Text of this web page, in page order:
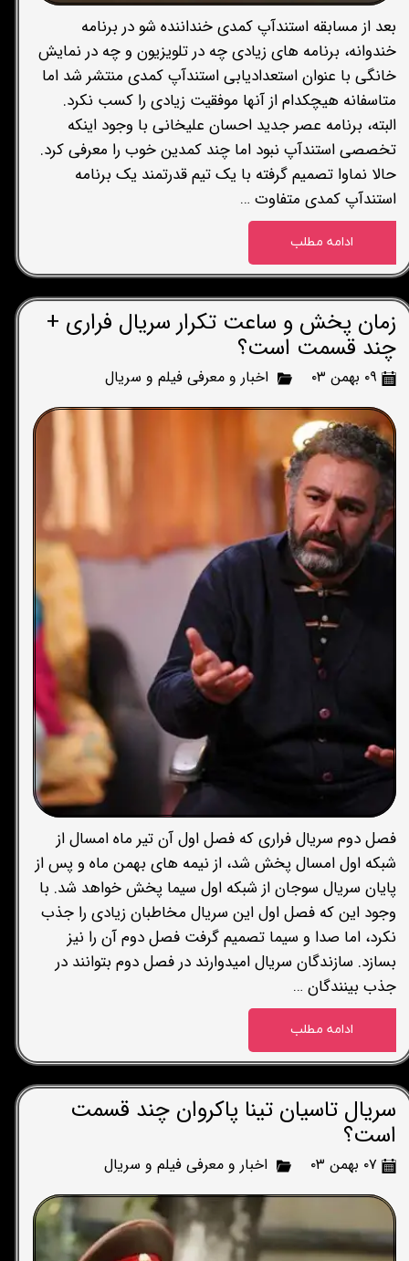
بعد از مسابقه استندآپ کمدی خنداننده شو در برنامه
خندوانه، برنامه های زیادی چه در تلویزیون و چه در نمایش
خانگی با عنوان استعدادیابی استندآپ کمدی منتشر شد اما
متاسفانه هیچکدام از آنها موفقیت زیادی را کسب نکرد.
البته، برنامه عصر جدید احسان علیخانی با وجود اینکه
تخصصی استندآپ نبود اما چند کمدین خوب را معرفی کرد.
حالا نماوا تصمیم گرفته با یک تیم قدرتمند یک برنامه
استندآپ کمدی متفاوت …
ادامه مطلب
زمان پخش و ساعت تکرار سریال فراری +
چند قسمت است؟
۰۹ بهمن ۰۳ اخبار و معرفی فیلم و سریال
فصل دوم سریال فراری که فصل اول آن تیر ماه امسال از
شبکه اول امسال پخش شد، از نیمه های بهمن ماه و پس از
پایان سریال سوجان از شبکه اول سیما پخش خواهد شد. با
وجود این که فصل اول این سریال مخاطبان زیادی را جذب
نکرد، اما صدا و سیما تصمیم گرفت فصل دوم آن را نیز
بسازد. سازندگان سریال امیدوارند در فصل دوم بتوانند در
جذب بینندگان …
ادامه مطلب
سریال تاسیان تینا پاکروان چند قسمت
است؟
۰۷ بهمن ۰۳ اخبار و معرفی فیلم و سریال